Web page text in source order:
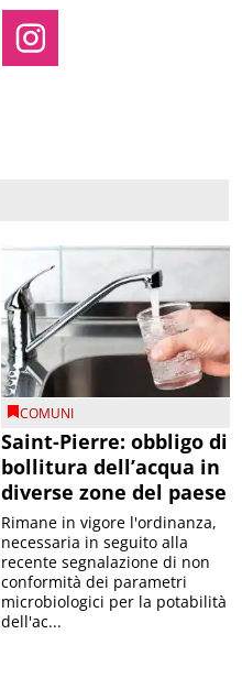
COMUNI
Saint-Pierre: obbligo di
bollitura dell’acqua in
diverse zone del paese
Rimane in vigore l'ordinanza,
necessaria in seguito alla
recente segnalazione di non
conformità dei parametri
microbiologici per la potabilità
dell'ac...